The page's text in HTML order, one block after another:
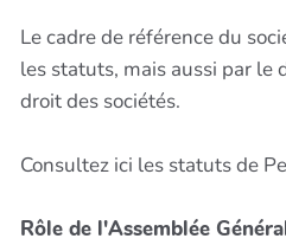
Le cadre de référence du
les statuts, mais aussi par le
droit des sociétés.
Consultez ici les statuts de
Rôle de l'Assemblée